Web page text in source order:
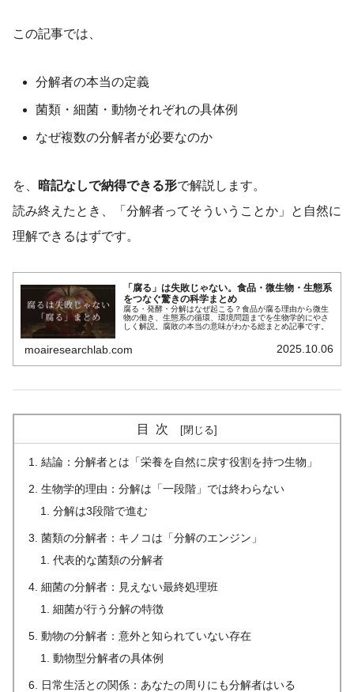
この記事では、
分解者の本当の定義
菌類・細菌・動物それぞれの具体例
なぜ複数の分解者が必要なのか
を、 暗記なしで納得できる形で解説します。
読み終えたとき、「分解者ってそういうことか」と自然に
理解できるはずです。
「腐る」は失敗じゃない。食品・微生物・生態系
をつなぐ驚きの科学まとめ
腐る・発酵・分解はなぜ起こる？食品が腐る理由から微生
物の働き、生態系の循環、環境問題までを生物学的にやさ
しく解説。腐敗の本当の意味がわかる総まとめ記事です。
moairesearchlab.com 2025.10.06
目次
結論：分解者とは「栄養を自然に戻す役割を持つ生物」
生物学的理由：分解は「一段階」では終わらない
分解は3段階で進む
菌類の分解者：キノコは「分解のエンジン」
代表的な菌類の分解者
細菌の分解者：見えない最終処理班
細菌が行う分解の特徴
動物の分解者：意外と知られていない存在
動物型分解者の具体例
日常生活との関係：あなたの周りにも分解者はいる